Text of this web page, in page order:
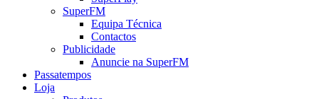
SuperFM
Equipa Técnica
Contactos
Publicidade
Anuncie na SuperFM
Passatempos
Loja